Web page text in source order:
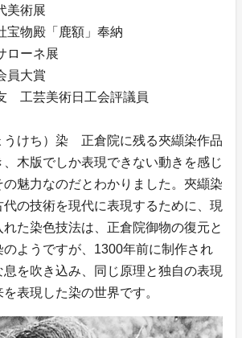
美術展
宝物殿「鹿額」奉納
ローネ展
員大賞
芸美術日工会評議員
うけち）染 正倉院に残る夾纈染作品
、木版でしか表現できない動きを感じ
の魅力なのだとわかりました。夾纈染
の技術を現代に表現するために、現
た染色技法は、正倉院御物の復元と
のようですが、1300年前に制作され
を吹き込み、同じ原理と独自の表現
表現した染の世界です。